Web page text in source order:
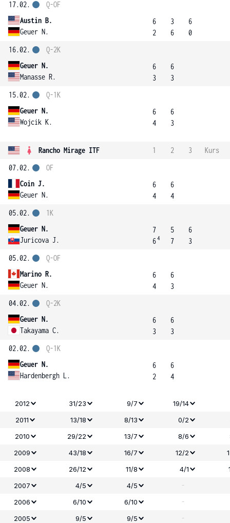
17.02.
Austin B.
Geuer N.
Q-OF
6
2
3
6
6
0
16.02.
Geuer N.
Manasse R.
Q-2K
6
3
6
3
15.02.
Geuer N.
Wojcik K.
Q-1K
6
4
6
3
Rancho Mirage ITF 1 2 3
Kurs
07.02.
Coin J.
Geuer N.
OF
6
4
6
4
05.02.
Geuer N.
Juricova J.
1K
7
64
5
7
6
3
05.02.
Marino R.
Geuer N.
Q-OF
6
4
6
3
04.02.
Geuer N.
Takayama C.
Q-2K
6
3
6
3
02.02.
Geuer N.
Hardenbergh L.
Q-1K
6
2
6
4
2012 31/23 9/7
19/14
2011
13/18 8/13 0/2
2010
29/22 13/7 8/6
2009
43/18 16/7 12/2
2008
26/12 11/8 4/1
2007
4/5 4/5 -
2006 6/10 6/10 -
2005 9/5 9/5 -